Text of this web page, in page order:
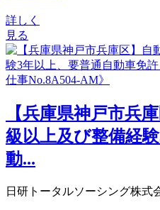
詳しく
見る
【兵庫県神戸市兵
級以上及び整備経
動...
日研トータルソーシング株式